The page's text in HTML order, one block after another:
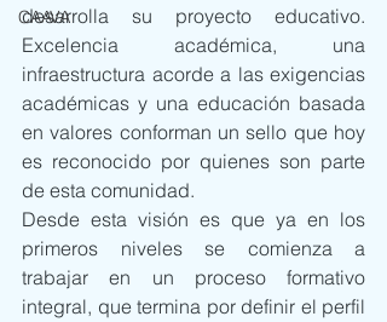
CAAVA
desarrolla su proyecto educativo.
Excelencia académica, una
infraestructura acorde a las exigencias
académicas y una educación basada
en valores conforman un sello que hoy
es reconocido por quienes son parte
de esta comunidad.
Desde esta visión es que ya en los
primeros niveles se comienza a
trabajar en un proceso formativo
integral, que termina por definir el perfil